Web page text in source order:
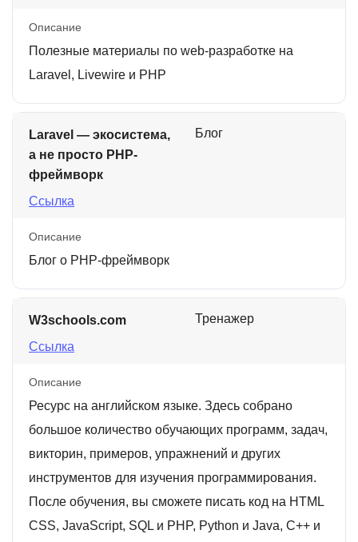
Описание
Полезные материалы по web-разработке на
Laravel, Livewire и PHP
Laravel — экосистема,
а не просто PHP-
фреймворк
Ссылка
Блог
Описание
Блог о PHP-фреймворк
W3schools.com
Ссылка
Тренажер
Описание
Ресурс на английском языке. Здесь собрано
большое количество обучающих программ, задач,
викторин, примеров, упражнений и других
инструментов для изучения программирования.
После обучения, вы сможете писать код на HTML
CSS, JavaScript, SQL и PHP, Python и Java, C++ и